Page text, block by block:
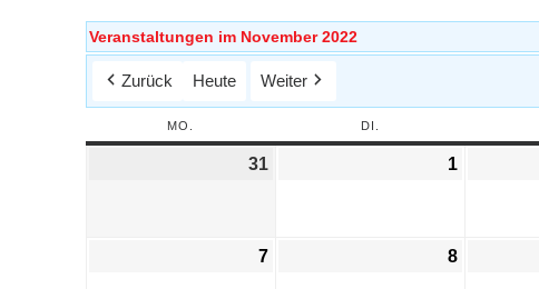
Veranstaltungen im November 2022
Zurück Heute Weiter
MO. DI.
31 1
7 8